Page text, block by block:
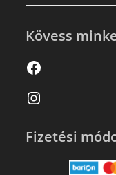
Kövess
Fizetési